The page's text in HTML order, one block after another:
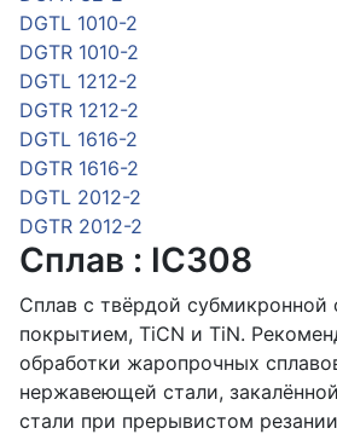
DGTL 1010-2
DGTR 1010-2
DGTL 1212-2
DGTR 1212-2
DGTL 1616-2
DGTR 1616-2
DGTL 2012-2
DGTR 2012-2
Сплав : IC308
Сплав с твёрдой субмикронной
покрытием, TiCN и TiN.
обработки жаропрочных
нержавеющей стали,
стали при прерывистом